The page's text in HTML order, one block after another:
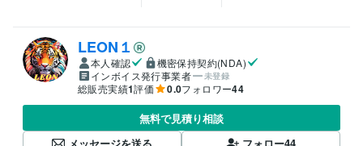
LEON１
本人確認
機密保持契約(NDA)
インボイス発行事業者
未登録
総販売実績1評価 0.0フォロワー44
無料で見積り相談